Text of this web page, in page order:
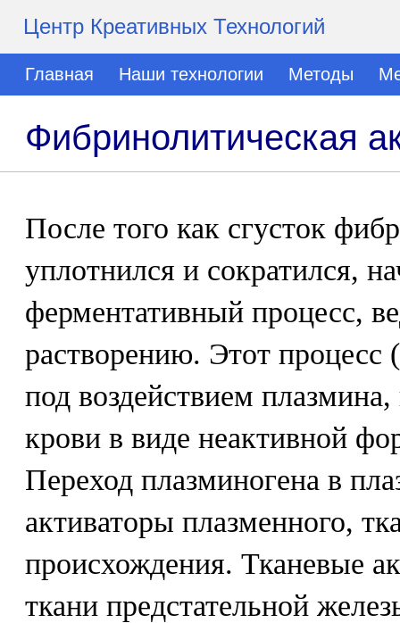
Центр Креативных Технологий
Главная Наши технологии Методы
Фибринолитическая
После того как сгусток
уплотнился и сократился,
ферментативный процесс,
растворению. Этот процесс
под воздействием
крови в виде неактивной
Переход плазминогена в
активаторы плазменного,
происхождения. Тканевые
ткани предстательной